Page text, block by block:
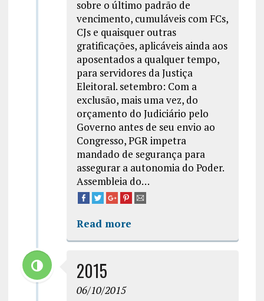
sobre o último padrão de
vencimento, cumuláveis com FCs,
CJs e quaisquer outras
gratificações, aplicáveis ainda aos
aposentados a qualquer tempo,
para servidores da Justiça
Eleitoral. setembro: Com a
exclusão, mais uma vez, do
orçamento do Judiciário pelo
Governo antes de seu envio ao
Congresso, PGR impetra
mandado de segurança para
assegurar a autonomia do Poder.
Assembleia do…
Read more
2015
06/10/2015